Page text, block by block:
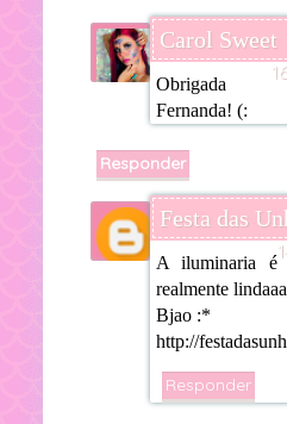
Carol Sweet
Obrigada
Fernanda! (:
Responder
Festa das
A iluminaria é
realmente
Bjao :*
http://
Responder